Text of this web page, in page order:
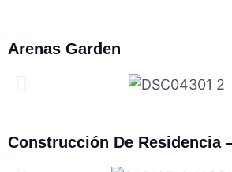
Arenas Garden
Construcción De Residencia